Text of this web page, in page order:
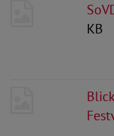
KB